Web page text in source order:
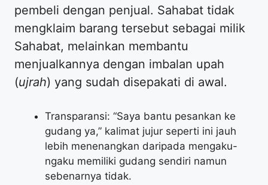
pembeli dengan penjual. Sahabat tidak
mengklaim barang tersebut sebagai milik
Sahabat, melainkan membantu
menjualkannya dengan imbalan upah
(ujrah) yang sudah disepakati di awal.
Transparansi: “Saya bantu pesankan ke
gudang ya,” kalimat jujur seperti ini jauh
lebih menenangkan daripada mengaku-
ngaku memiliki gudang sendiri namun
sebenarnya tidak.